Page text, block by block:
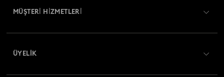
MÜŞTERİ HİZMETLERİ
ÜYELIK